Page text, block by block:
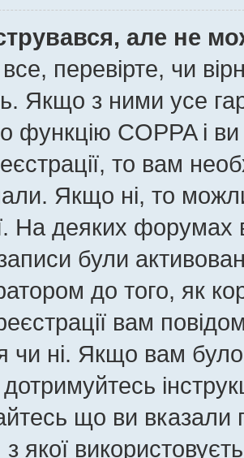
але не
перевірте, чи
Якщо з ними усе
функцію COPPA і
то вам
Якщо ні, то
На деяких форумах
записи були
до того, як
вам
чи ні. Якщо вам
що ви
якої